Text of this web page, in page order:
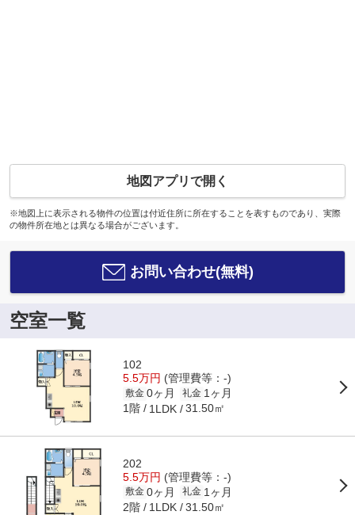
地図アプリで開く
※地図上に表示される物件の位置は付近住所に所在することを表すものであり、実際
の物件所在地とは異なる場合がございます。
お問い合わせ(無料)
空室一覧
102
5.5万円 (管理費等：-)
敷金 0ヶ月 礼金 1ヶ月
1階 1LDK 31.50㎡
202
5.5万円 (管理費等：-)
敷金 0ヶ月 礼金 1ヶ月
2階 1LDK 31.50㎡